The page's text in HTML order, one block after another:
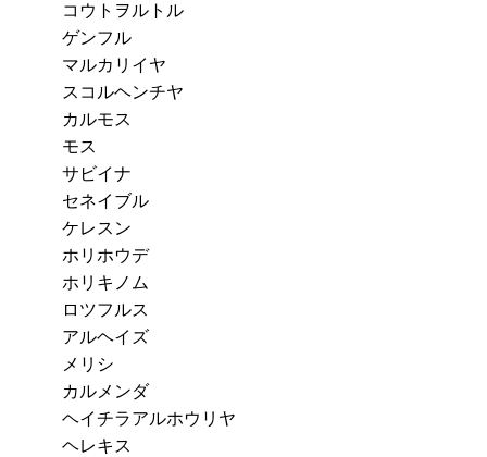
コウトヲルトル
ゲンフル
マルカリイヤ
スコルヘンチヤ
カルモス
モス
サビイナ
セネイブル
ケレスン
ホリホウデ
ホリキノム
ロツフルス
アルヘイズ
メリシ
カルメンダ
ヘイチラアルホウリヤ
ヘレキス